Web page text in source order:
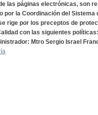
las páginas electrónicas, son
por la Coordinación del Sistema
rige por los preceptos de
con las siguientes políticas:
Mtro Sergio Israel